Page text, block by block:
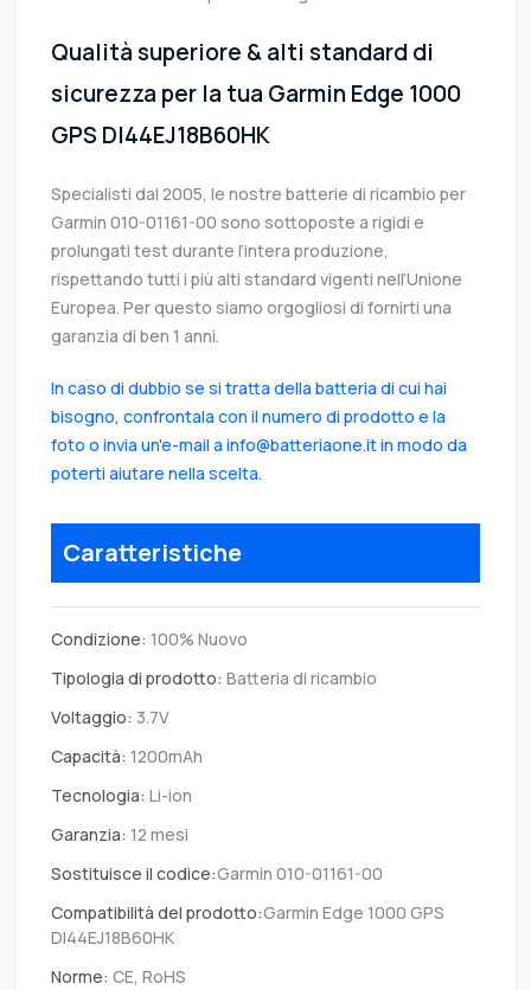
Qualità superiore & alti standard di
sicurezza per la tua Garmin Edge 1000
GPS DI44EJ18B60HK
Specialisti dal 2005, le nostre batterie di ricambio per
Garmin 010-01161-00 sono sottoposte a rigidi e
prolungati test durante l’intera produzione,
rispettando tutti i più alti standard vigenti nell’Unione
Europea. Per questo siamo orgogliosi di fornirti una
garanzia di ben 1 anni.
In caso di dubbio se si tratta della batteria di cui hai
bisogno, confrontala con il numero di prodotto e la
foto o invia un'e-mail a info@batteriaone.it in modo da
poterti aiutare nella scelta.
Caratteristiche
Condizione: 100% Nuovo
Tipologia di prodotto: Batteria di ricambio
Voltaggio: 3.7V
Capacità: 1200mAh
Tecnologia: Li-ion
Garanzia: 12 mesi
Sostituisce il codice:Garmin 010-01161-00
Compatibilità del prodotto:Garmin Edge 1000 GPS
DI44EJ18B60HK
Norme: CE, RoHS